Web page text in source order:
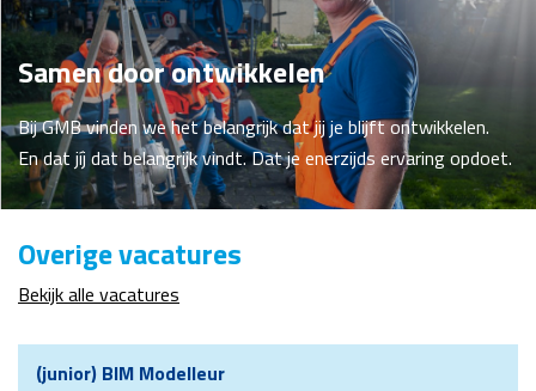
Samen door ontwikkelen
Bij GMB vinden we het belangrijk dat jij je blijft ontwikkelen.
En dat jíj dat belangrijk vindt. Dat je enerzijds ervaring opdoet.
Overige vacatures
Bekijk alle vacatures
(junior) BIM Modelleur